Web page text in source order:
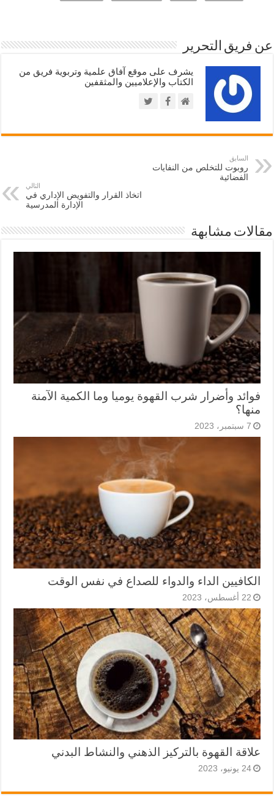
عن فريق التحرير
يشرف على موقع آفاق علمية وتربوية فريق من
الكتاب والإعلاميين والمثقفين
السابق
روبوت للتخلص من النفايات
الفضائية
التالي
اتخاذ القرار والتفويض الإداري في
الإدارة المدرسية
مقالات مشابهة
فوائد وأضرار شرب القهوة يوميا وما الكمية الآمنة
منها؟
7 سبتمبر، 2023
الكافيين الداء والدواء للصداع في نفس الوقت
22 أغسطس، 2023
علاقة القهوة بالتركيز الذهني والنشاط البدني
24 يونيو، 2023